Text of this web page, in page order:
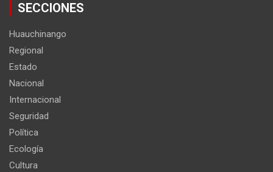
SECCIONES
Huauchinango
Regional
Estado
Nacional
Internacional
Seguridad
Política
Ecología
Cultura